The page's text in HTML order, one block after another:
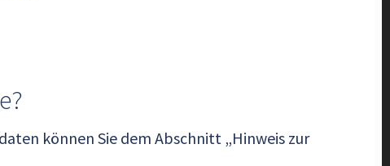
können Sie dem Abschnitt „Hinweis zur